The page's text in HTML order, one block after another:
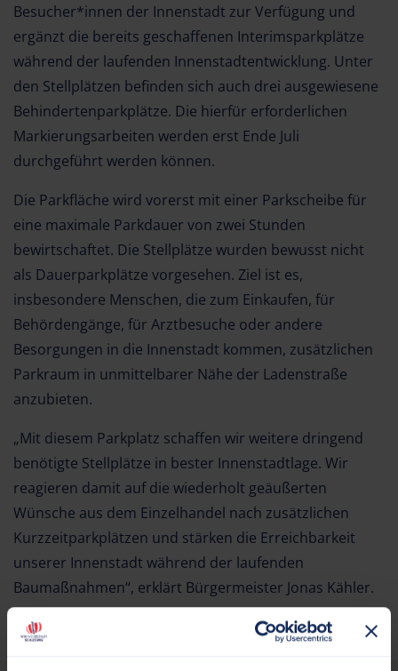
Besucher*innen der Innenstadt zur Verfügung und
ergänzt die bereits geschaffenen Interimsparkplätze
während der laufenden Innenstadtentwicklung. Unter
den Stellplätzen befinden sich auch drei ausgewiesene
Behindertenparkplätze. Die hierfür erforderlichen
Markierungsarbeiten werden erst Ende Juli
durchgeführt werden können.
Die Parkfläche wird vorerst mit einer Parkscheibe für
eine maximale Parkdauer von zwei Stunden
bewirtschaftet. Die Stellplätze wurden bewusst nicht
als Dauerparkplätze vorgesehen. Ziel ist es,
insbesondere Menschen, die zum Einkaufen, für
Behördengänge, für Arztbesuche oder andere
Besorgungen in die Innenstadt kommen, zusätzlichen
Parkraum in unmittelbarer Nähe der Ladenstraße
anzubieten.
„Mit diesem Parkplatz schaffen wir weitere dringend
benötigte Stellplätze in bester Innenstadtlage. Wir
reagieren damit auf die wiederholt geäußerten
Wünsche aus dem Einzelhandel nach zusätzlichen
Kurzzeitparkplätzen und stärken die Erreichbarkeit
unserer Innenstadt während der laufenden
Baumaßnahmen“, erklärt Bürgermeister Jonas Kähler.
Nachhaltige Wiederverwendung von Materialien